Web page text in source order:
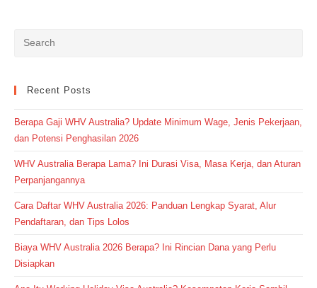
Recent Posts
Berapa Gaji WHV Australia? Update Minimum Wage, Jenis Pekerjaan,
dan Potensi Penghasilan 2026
WHV Australia Berapa Lama? Ini Durasi Visa, Masa Kerja, dan Aturan
Perpanjangannya
Cara Daftar WHV Australia 2026: Panduan Lengkap Syarat, Alur
Pendaftaran, dan Tips Lolos
Biaya WHV Australia 2026 Berapa? Ini Rincian Dana yang Perlu
Disiapkan